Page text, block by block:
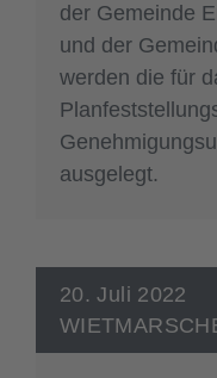
der Gemeinde
und der
werden die für
ausgelegt.
20. Juli 2022